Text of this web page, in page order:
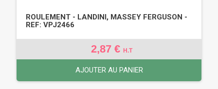
ROULEMENT - LANDINI, MASSEY FERGUSON -
REF: VPJ2466
2,87 € H.T
AJOUTER AU PANIER